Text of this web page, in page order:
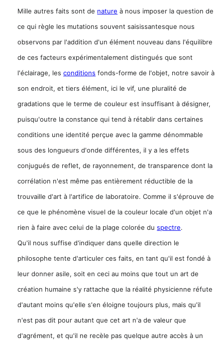
Mille autres faits sont de nature à nous imposer la question de
ce qui règle les mutations souvent saisissantesque nous
observons par l'addition d'un élément nouveau dans l'équilibre
de ces facteurs expérimentalement distingués que sont
l'éclairage, lesconditions fonds-forme de l'objet, notre savoir à
son endroit, et tiers élément, ici le vif, une pluralité de
gradations que le terme de couleur est insuffisant à désigner,
puisqu'outre la constance qui tend à rétablir dans certaines
conditions une identité perçue avec la gamme dénommable
sous des longueurs d'onde différentes, il y a les effets
conjugués de reflet, de rayonnement, de transparence dont la
corrélation n'est même pas entièrement réductible de la
trouvaille d'art à l'artifice de laboratoire. Comme il s'éprouve de
ce que le phénomène visuel de la couleur locale d'un objet n'a
rien à faire avec celui de la plage colorée duspectre.
Qu'il nous suffise d'indiquer dans quelle direction le
philosophe tente d'articuler ces faits, en tant qu'il est fondé à
leur donner asile, soit en ceci au moins que tout un art de
création humaine s'y rattache que la réalité physicienne réfute
d'autant moins qu'elle s'en éloigne toujours plus, mais qu'il
n'est pas dit pour autant que cet art n'a de valeur que
d'agrément, et qu'il ne recèle pas quelque autre accès à un